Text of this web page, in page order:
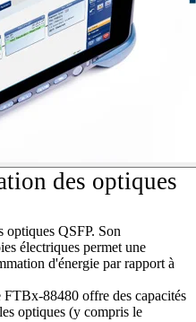
des optiques
optiques QSFP. Son
électriques permet une
d'énergie par rapport à
88480 offre des capacités
optiques (y compris le